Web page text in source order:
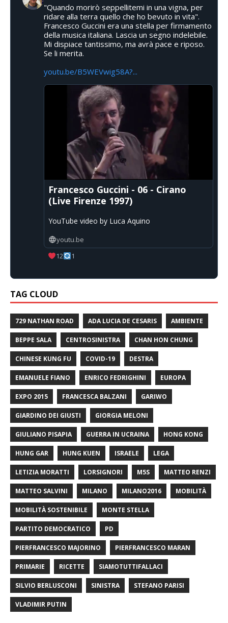
"Quando morirò seppellitemi in una vigna, per
ridare alla terra quello che ho bevuto in vita".
Francesco Guccini era una stella per firmamento
della musica italiana. Lascia un segno indelebile.
Mi dispiace tantissimo, ma avrà pace e riposo.
Se li merita.
youtu.be/B5WEVwig58A?...
Francesco Guccini - 06 - Cirano
(Live Firenze 1997)
YouTube video by Luca Aquino
youtu.be
12
1
TAG CLOUD
729 NATHAN ROAD ADA LUCIA DE CESARIS AMBIENTE
BEPPE SALA CENTROSINISTRA CHAN HON CHUNG
CHINESE KUNG FU COVID-19 DESTRA
EMANUELE FIANO ENRICO FEDRIGHINI EUROPA
EXPO 2015 FRANCESCA BALZANI GARIWO
GIARDINO DEI GIUSTI GIORGIA MELONI
GIULIANO PISAPIA GUERRA IN UCRAINA HONG KONG
HUNG GAR HUNG KUEN ISRAELE LEGA
LETIZIA MORATTI LORSIGNORI M5S MATTEO RENZI
MATTEO SALVINI MILANO MILANO2016 MOBILITÀ
MOBILITÀ SOSTENIBILE MONTE STELLA
PARTITO DEMOCRATICO PD
PIERFRANCESCO MAJORINO PIERFRANCESCO MARAN
PRIMARIE RICETTE SIAMOTUTTIFALLACI
SILVIO BERLUSCONI SINISTRA STEFANO PARISI
VLADIMIR PUTIN